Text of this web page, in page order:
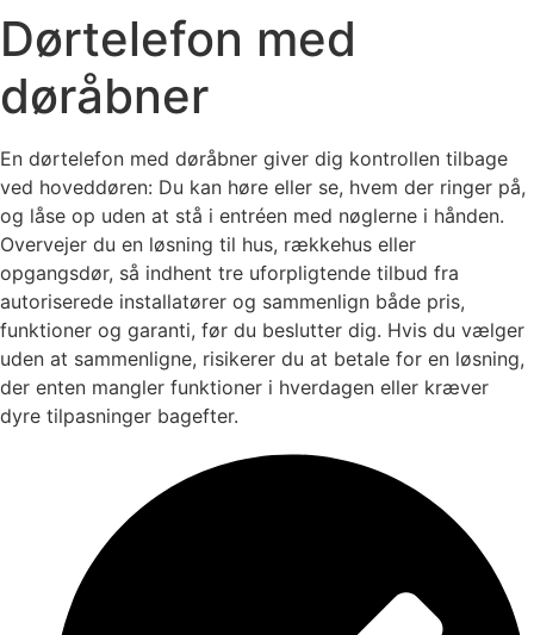
Dørtelefon med
døråbner
En dørtelefon med døråbner giver dig kontrollen tilbage
ved hoveddøren: Du kan høre eller se, hvem der ringer på,
og låse op uden at stå i entréen med nøglerne i hånden.
Overvejer du en løsning til hus, rækkehus eller
opgangsdør, så indhent tre uforpligtende tilbud fra
autoriserede installatører og sammenlign både pris,
funktioner og garanti, før du beslutter dig. Hvis du vælger
uden at sammenligne, risikerer du at betale for en løsning,
der enten mangler funktioner i hverdagen eller kræver
dyre tilpasninger bagefter.